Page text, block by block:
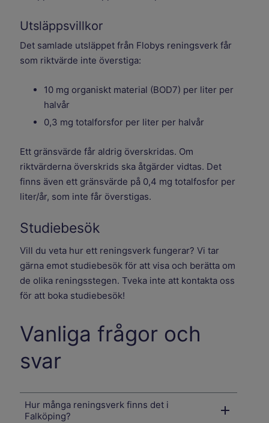
Utsläppsvillkor
Det samlade utsläppet från Flobys reningsverk får
som riktvärde inte överstiga:
10 mg organiskt material (BOD7) per liter per
halvår
0,3 mg totalforsfor per liter per halvår
Ett gränsvärde får aldrig överskridas. Om
riktvärderna överskrids ska åtgärder vidtas. Det
finns även ett gränsvärde på 0,4 mg totalfosfor per
liter/år, som inte får överstigas.
Studiebesök
Vill du veta hur ett reningsverk fungerar? Vi tar
gärna emot studiebesök för att visa och berätta om
de olika reningsstegen. Tveka inte att kontakta oss
för att boka studiebesök!
Vanliga frågor och
svar
Hur många reningsverk finns det i
Falköping?